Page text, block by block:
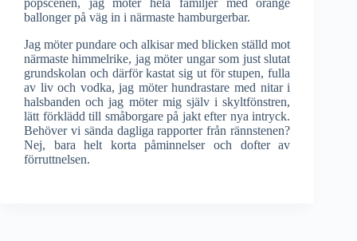
popscenen, jag möter hela familjer med orange
ballonger på väg in i närmaste hamburgerbar.
Jag möter pundare och alkisar med blicken ställd mot
närmaste himmelrike, jag möter ungar som just slutat
grundskolan och därför kastat sig ut för stupen, fulla
av liv och vodka, jag möter hundrastare med nitar i
halsbanden och jag möter mig själv i skyltfönstren,
lätt förklädd till småborgare på jakt efter nya intryck.
Behöver vi sända dagliga rapporter från rännstenen?
Nej, bara helt korta påminnelser och dofter av
förruttnelsen.